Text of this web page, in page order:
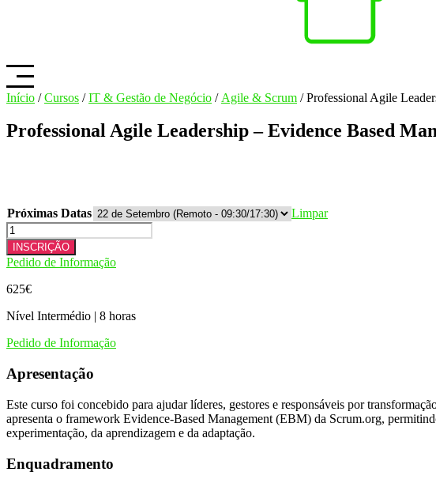
Início /Cursos /IT & Gestão de Negócio / Agile & Scrum / Professional Agile
Professional Agile Leadership – Evidence Based
Próximas Datas
Limpar
Quantidade
de
Professional
Agile
Leadership
Evidence
Management
EBM)
INSCRIÇÃO
Pedido de Informação
625€
Nível Intermédio | 8 horas
Pedido de Informação
Apresentação
Este curso foi concebido para ajudar líderes, gestores e responsáveis por
apresenta o framework Evidence-Based Management (EBM) da Scrum.org,
experimentação, da aprendizagem e da adaptação.
Enquadramento